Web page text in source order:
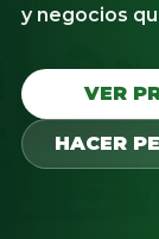
y negocios
VER
HACER